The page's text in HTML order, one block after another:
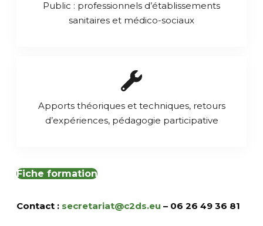
Public : professionnels d’établissements
sanitaires et médico-sociaux
Apports théoriques et techniques, retours
d’expériences, pédagogie participative
Fiche formation
Contact : secretariat@c2ds.eu – 06 26 49 36 81